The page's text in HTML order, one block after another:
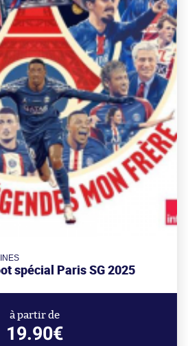
spécial Paris SG 2025
à partir de
19.90€